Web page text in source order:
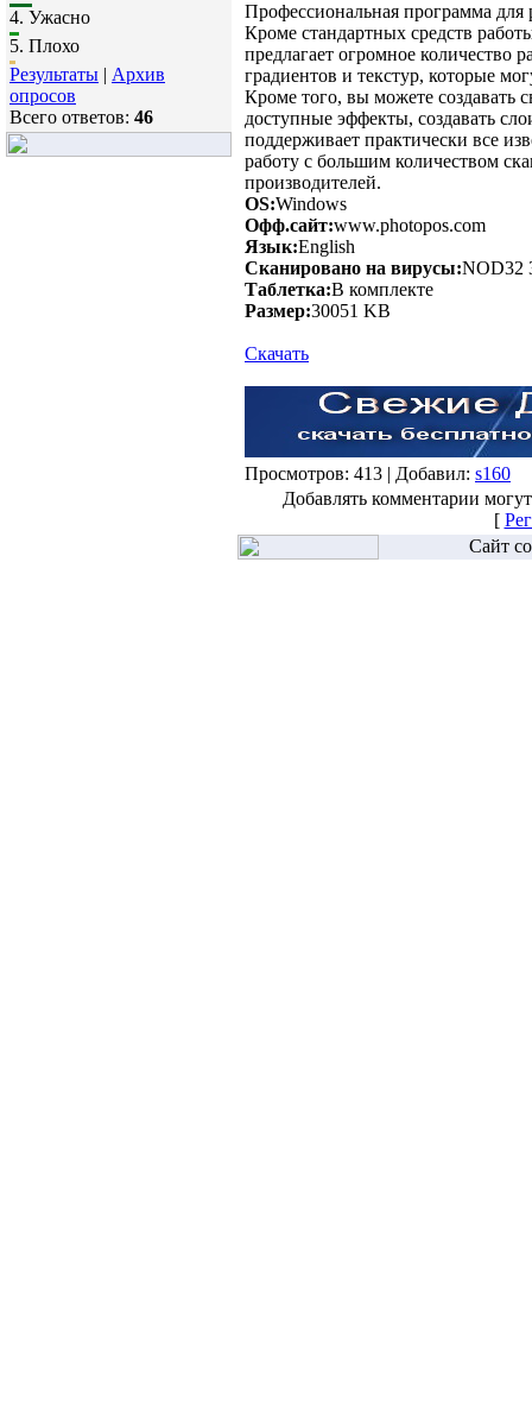
4. Ужасно
5. Плохо
Результаты | Архив
опросов
Всего ответов: 46
Профессиональная программа для
Кроме стандартных средств
предлагает огромное количество
градиентов и текстур, которые
Кроме того, вы можете создавать
доступные эффекты, создавать
поддерживает практически все
работу с большим количеством
производителей.
OS:Windows
Офф.сайт:www.photopos.com
Язык:English
Сканировано на вирусы:NOD32
Таблетка:В комплекте
Размер:30051 KB
Скачать
Просмотров: 413 | Добавил: s160
Добавлять комментарии
[
Сайт